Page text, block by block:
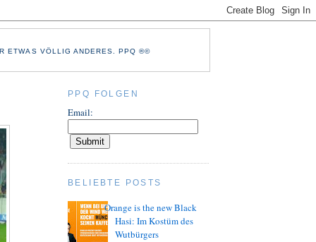
ETWAS VÖLLIG ANDERES. PPQ ®©
PPQ FOLGEN
Email:
BELIEBTE POSTS
Orange is the new Black
Hasi: Im Kostüm des
Wutbürgers